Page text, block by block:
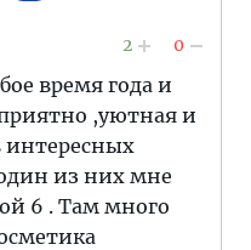
2 0
время года и
,уютная и
интересных
из них мне
6 . Там много